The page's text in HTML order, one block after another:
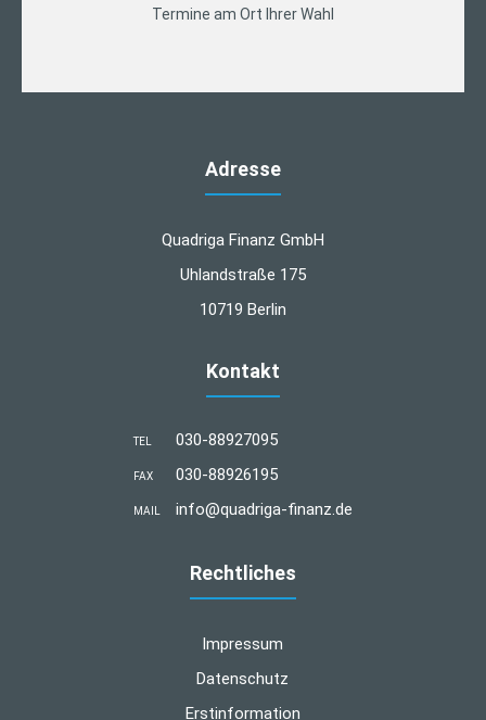
Termine am Ort Ihrer Wahl
Adresse
Quadriga Finanz GmbH
Uhlandstraße 175
10719 Berlin
Kontakt
TEL 030-88927095
FAX 030-88926195
MAIL info@quadriga-finanz.de
Rechtliches
Impressum
Datenschutz
Erstinformation